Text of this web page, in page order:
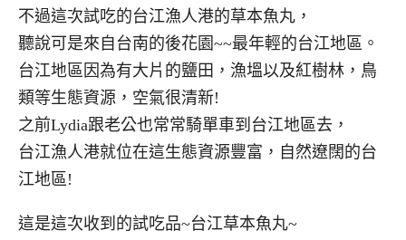
不過這次試吃的台江漁人港的草本魚丸，
聽說可是來自台南的後花園~~最年輕的台江地區。
台江地區因為有大片的鹽田，漁塭以及紅樹林，鳥
類等生態資源，空氣很清新!
之前Lydia跟老公也常常騎單車到台江地區去，
台江漁人港就位在這生態資源豐富，自然遼闊的台
江地區!
這是這次收到的試吃品~台江草本魚丸~